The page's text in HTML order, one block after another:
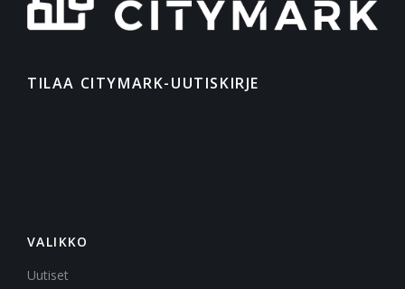
TILAA CITYMARK-UUTISKIRJE
VALIKKO
Uutiset